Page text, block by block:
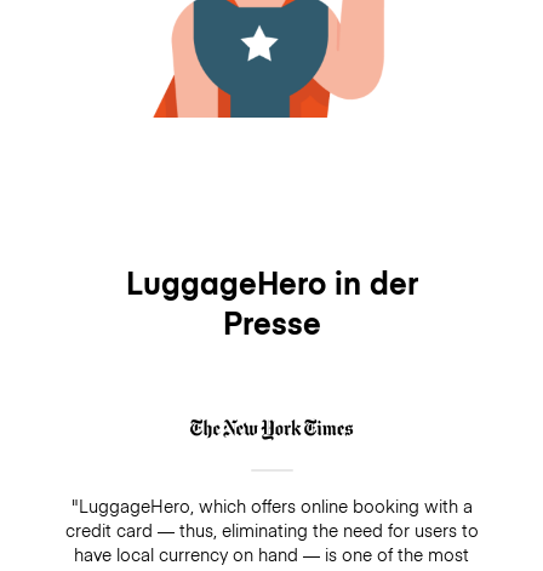
LuggageHero in der
Presse
"LuggageHero, which offers online booking with a
credit card — thus, eliminating the need for users to
have local currency on hand — is one of the most